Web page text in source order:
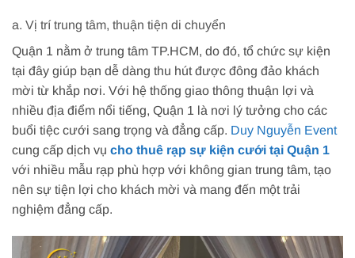
a. Vị trí trung tâm, thuận tiện di chuyển
Quận 1 nằm ở trung tâm TP.HCM, do đó, tổ chức sự kiện
tại đây giúp bạn dễ dàng thu hút được đông đảo khách
mời từ khắp nơi. Với hệ thống giao thông thuận lợi và
nhiều địa điểm nổi tiếng, Quận 1 là nơi lý tưởng cho các
buổi tiệc cưới sang trọng và đẳng cấp. Duy Nguyễn Event
cung cấp dịch vụ cho thuê rạp sự kiện cưới tại Quận 1
với nhiều mẫu rạp phù hợp với không gian trung tâm, tạo
nên sự tiện lợi cho khách mời và mang đến một trải
nghiệm đẳng cấp.